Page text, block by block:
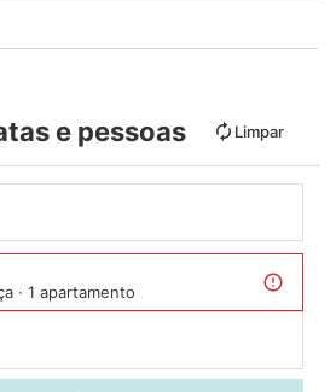
e pessoas Limpar
· 1 apartamento